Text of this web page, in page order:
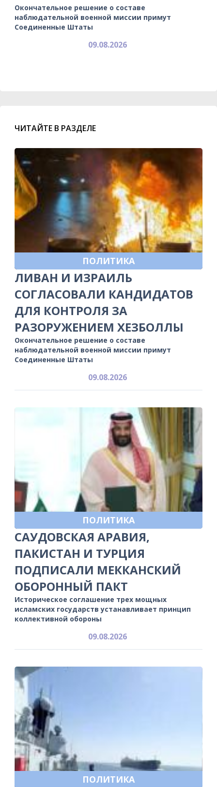
Окончательное решение о составе
наблюдательной военной миссии примут
Соединенные Штаты
09.08.2026
ЧИТАЙТЕ В РАЗДЕЛЕ
ПОЛИТИКА
ЛИВАН И ИЗРАИЛЬ
СОГЛАСОВАЛИ КАНДИДАТОВ
ДЛЯ КОНТРОЛЯ ЗА
РАЗОРУЖЕНИЕМ ХЕЗБОЛЛЫ
Окончательное решение о составе
наблюдательной военной миссии примут
Соединенные Штаты
09.08.2026
ПОЛИТИКА
САУДОВСКАЯ АРАВИЯ,
ПАКИСТАН И ТУРЦИЯ
ПОДПИСАЛИ МЕККАНСКИЙ
ОБОРОННЫЙ ПАКТ
Историческое соглашение трех мощных
исламских государств устанавливает принцип
коллективной обороны
09.08.2026
ПОЛИТИКА